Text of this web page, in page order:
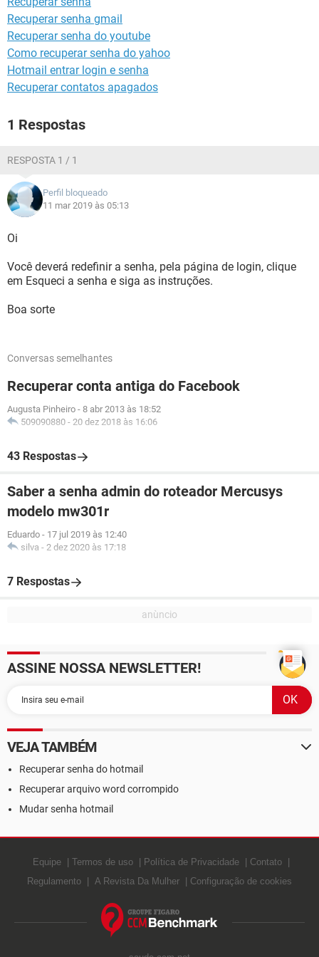
GUIA DE COMPRAS
Recuperar senha gmail
Recuperar senha do youtube
Como recuperar senha do yahoo
Hotmail entrar login e senha
Recuperar contatos apagados
1 Respostas
RESPOSTA 1 / 1
Perfil bloqueado
11 mar 2019 às 05:13
Oi
Você deverá redefinir a senha, pela página de login, clique
em Esqueci a senha e siga as instruções.
Boa sorte
Conversas semelhantes
Recuperar conta antiga do Facebook
Augusta Pinheiro - 8 abr 2013 às 18:52
509090880 - 20 dez 2018 às 16:06
43 Respostas
Saber a senha admin do roteador Mercusys
modelo mw301r
Eduardo - 17 jul 2019 às 12:40
silva - 2 dez 2020 às 17:18
7 Respostas
ASSINE NOSSA NEWSLETTER!
VEJA TAMBÉM
Recuperar senha do hotmail
Recuperar arquivo word corrompido
Mudar senha hotmail
Equipe Termos de uso Política de Privacidade
Contato
Regulamento
A Revista Da Mulher Configuração de cookies